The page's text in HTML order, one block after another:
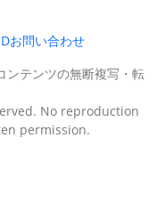
お問い合わせ
ンテンツの無断複写・転
No reproduction
permission.